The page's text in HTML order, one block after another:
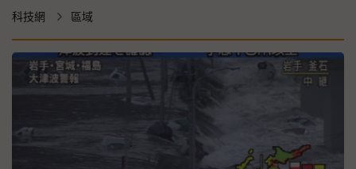
科技網 區域